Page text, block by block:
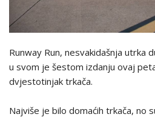
Runway Run, nesvakidašnja utrka
u svom je šestom izdanju ovaj
dvjestotinjak trkača.
Najviše je bilo domaćih trkača, no